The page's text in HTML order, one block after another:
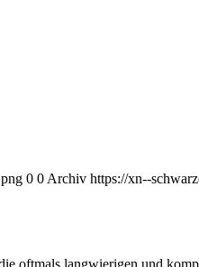
0 0 Archiv https://xn--